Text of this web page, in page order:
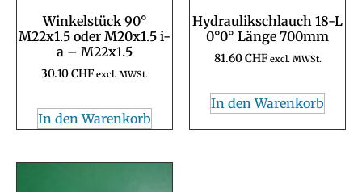
Winkelstück 90°
M22x1.5 oder M20x1.5 i-
a – M22x1.5
30.10CHF excl. MWSt.
In den Warenkorb
Hydraulikschlauch 18-L
0°0° Länge 700mm
81.60CHF excl. MWSt.
In den Warenkorb